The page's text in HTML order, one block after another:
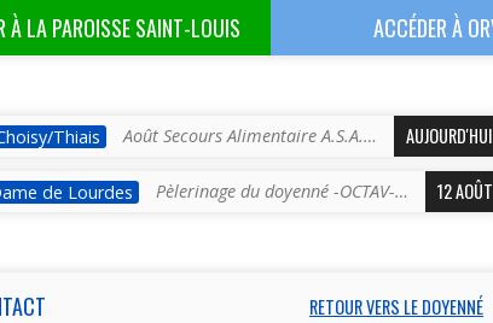
À LAPAROISSE SAINT-LOUIS ACCÉDER À
Thiais Août Secours Alimentaire A.S.A.… AUJOURD'HUI
de Lourdes Pèlerinage du doyenné -OCTAV-… 12 AOÛT
RETOUR VERS LE DOYENNÉ